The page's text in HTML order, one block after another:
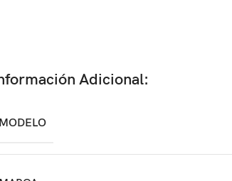
Adicional: